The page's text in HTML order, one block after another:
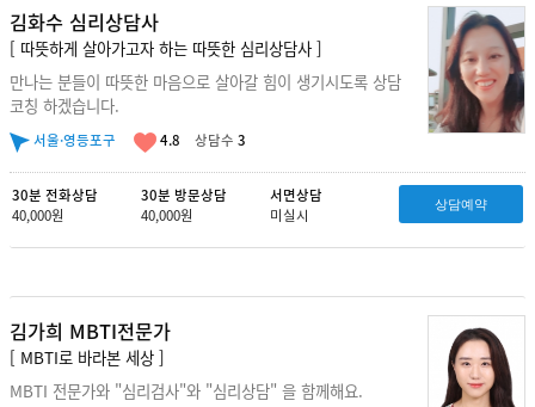
김화수 심리상담사
[ 따뜻하게 살아가고자 하는 따뜻한 심리상담사 ]
만나는 분들이 따뜻한 마음으로 살아갈 힘이 생기시도록 상담
코칭 하겠습니다.
서울·영등포구 4.8 상담수 3
30분 전화상담
40,000원
30분 방문상담
40,000원
서면상담
미실시
상담예약
김가희 MBTI전문가
[ MBTI로 바라본 세상 ]
MBTI 전문가와 "심리검사"와 "심리상담" 을 함께해요.